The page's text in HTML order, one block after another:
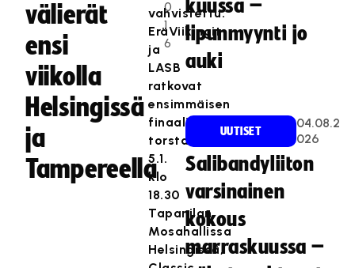
välierät
ensi
viikolla
Helsingissä
ja
Tampereella
0
1
6
vahvistettu.
EräViikingit
ja
LASB
ratkovat
ensimmäisen
finaalipaikan
torstaina
5.1.
klo
18.30
Tapanilan
Mosahallissa
Helsingissä,
kuussa –
lipunmyynti jo
auki
UUTISET
04.08.2
026
Salibandyliiton
varsinainen
kokous
marraskuussa –